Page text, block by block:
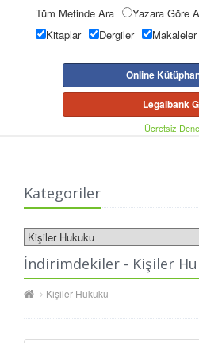
Tüm Metinde Ara
Yazara Göre
Kitaplar
Dergiler Makaleler
Online
Legalbank
Ücretsiz
Kategoriler
İndirimdekiler - Kişiler
Kişiler Hukuku